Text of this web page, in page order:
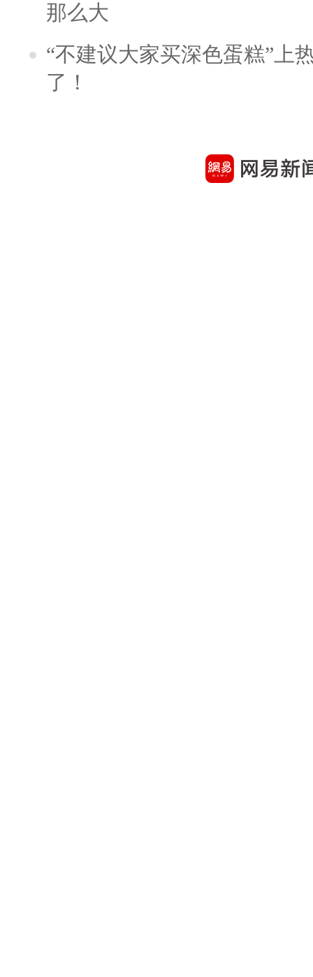
那么大
“不建议大家买深色蛋糕”上
了！